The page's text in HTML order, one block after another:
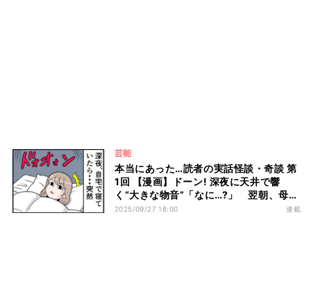
芸能
本当にあった…読者の実話怪談・奇談 第
1回 【漫画】ドーン! 深夜に天井で響
く“大きな物音”「なに…?」 翌朝、母か
ら告げられたのは…
2025/09/27 18:00 連載